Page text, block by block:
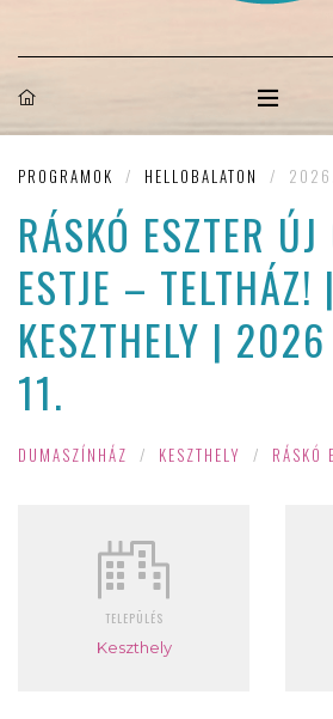
PROGRAMOK / HELLOBALATON /
RÁSKÓ ESZTER
ESTJE – TELTHÁZ! |
KESZTHELY |
11.
DUMASZÍNHÁZ / KESZTHELY / RÁSKÓ
TELEPÜLÉS
Keszthely